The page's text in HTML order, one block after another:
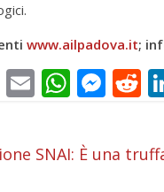
www.ailpadova.it;
T
itt
E
ai
l
W
at
s
M
ss
e
R
d
SNAI: È una